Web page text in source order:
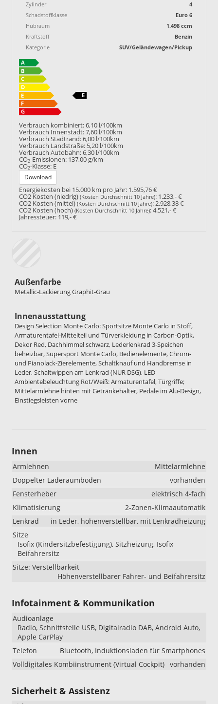
Zylinder
4
Schadstoffklasse
Euro 6
Hubraum
1.498 ccm
Kraftstoff
Benzin
Kategorie
SUV/Geländewagen/Pickup
Verbrauch kombiniert:6,10 l/100km
Verbrauch Innenstadt:7,60 l/100km
Verbrauch Stadtrand:6,00 l/100km
Verbrauch Landstraße: 5,20 l/100km
Verbrauch Autobahn:6,30 l/100km
CO2-Emissionen: 137,00 g/km
CO2-Klasse: E
Download
Energiekosten bei 15.000 km pro Jahr: 1.595,76 €
CO2 Kosten (niedrig) (Kosten Durchschnitt 10 Jahre): 1.233,- €
CO2 Kosten (mittel) (Kosten Durchschnitt 10 Jahre):2.928,38 €
CO2 Kosten (hoch) (Kosten Durchschnitt 10 Jahre):4.521,- €
Jahressteuer: 119,- €
Außenfarbe
Metallic-Lackierung Graphit-Grau
Innenausstattung
Design Selection Monte Carlo: Sportsitze Monte Carlo in Stoff,
Armaturentafel-Mittelteil und Türverkleidung in Carbon-Optik,
Dekor Red, Dachhimmel schwarz, Lederlenkrad 3-Speichen
beheizbar, Supersport Monte Carlo, Bedienelemente, Chrom-
und Pianolack-Zierelemente, Schaltknauf und Handbremse in
Leder, Schaltwippen am Lenkrad (NUR DSG), LED-
Ambientebeleuchtung Rot/Weiß: Armaturentafel, Türgriffe;
Mittelarmlehne hinten mit Getränkehalter, Pedale im Alu-Design,
Einstiegsleisten vorne
Innen
Armlehnen
Mittelarmlehne
Doppelter Laderaumboden
vorhanden
Fensterheber
elektrisch 4-fach
Klimatisierung
2-Zonen-Klimaautomatik
Lenkrad
in Leder, höhenverstellbar, mit Lenkradheizung
Sitze
Isofix (Kindersitzbefestigung), Sitzheizung, Isofix
Beifahrersitz
Sitze: Verstellbarkeit
Höhenverstellbarer Fahrer- und Beifahrersitz
Infotainment & Kommunikation
Audioanlage
Radio, Schnittstelle USB, Digitalradio DAB, Android Auto,
Apple CarPlay
Telefon
Bluetooth, Induktionsladen für Smartphones
Volldigitales Kombiinstrument (Virtual Cockpit) vorhanden
Sicherheit & Assistenz